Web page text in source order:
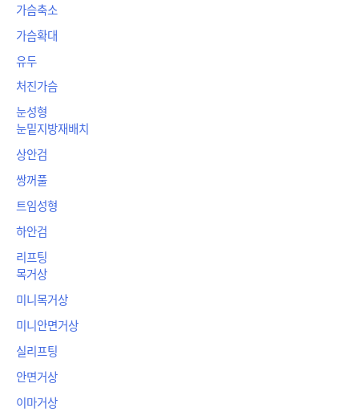
가슴축소
가슴확대
유두
처진가슴
눈성형
눈밑지방재배치
상안검
쌍꺼풀
트임성형
하안검
리프팅
목거상
미니목거상
미니안면거상
실리프팅
안면거상
이마거상